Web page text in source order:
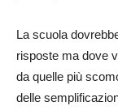
La scuola
risposte ma dove
da quelle più
delle